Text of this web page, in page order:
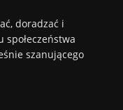
doradzać i
szanującego